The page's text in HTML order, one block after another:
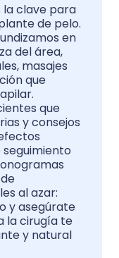
la clave para
de pelo.
en
del área,
masajes
que
que
y consejos
al azar:
y asegúrate
la cirugía te
y natural